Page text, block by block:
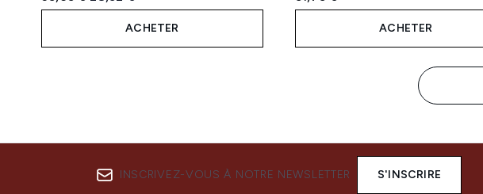
ACHETER ACHETER
INSCRIVEZ-VOUS À NOTRE NEWSLETTER S'INSCRIRE